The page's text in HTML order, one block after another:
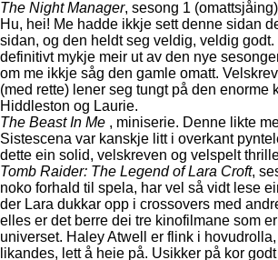
The Night Manager, sesong 1
Hu, hei! Me hadde ikkje sett denne sidan
sidan, og den heldt seg veldig, veldig godt.
definitivt mykje meir ut av den nye
om me ikkje såg den gamle omatt.
(med rette) lener seg tungt på den enorme
Hiddleston og Laurie.
The Beast In Me , miniserie. Denne likte
Sistescena var kanskje litt i overkant
dette ein solid, velskreven og velspelt
Tomb Raider: The Legend of Lara Croft,
noko forhald til spela, har vel så vidt lese
der Lara dukkar opp i crossovers med
elles er det berre dei tre kinofilmane som
universet. Haley Atwell er flink i
likandes, lett å heie på. Usikker på kor